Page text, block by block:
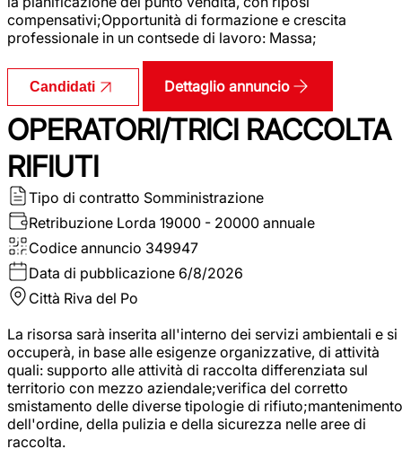
compensativi;Opportunità di formazione e crescita
professionale in un contsede di lavoro: Massa;
Candidati Dettaglio annuncio
OPERATORI/TRICI RACCOLTA
RIFIUTI
Tipo di contratto Somministrazione
Retribuzione Lorda 19000 - 20000 annuale
Codice annuncio 349947
Data di pubblicazione 6/8/2026
Città Riva del Po
La risorsa sarà inserita all'interno dei servizi ambientali e si
occuperà, in base alle esigenze organizzative, di attività
quali: supporto alle attività di raccolta differenziata sul
territorio con mezzo aziendale;verifica del corretto
smistamento delle diverse tipologie di rifiuto;mantenimento
dell'ordine, della pulizia e della sicurezza nelle aree di
raccolta.